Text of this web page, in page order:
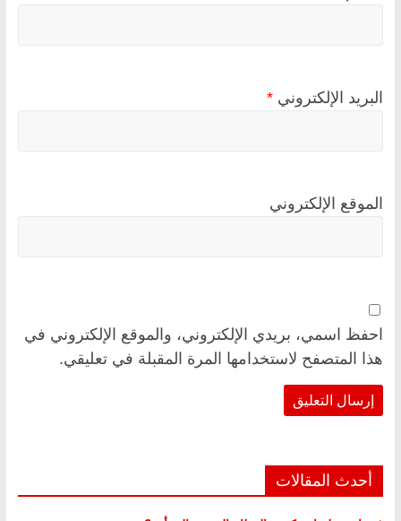
البريد الإلكتروني *
الموقع الإلكتروني
احفظ اسمي، بريدي الإلكتروني، والموقع الإلكتروني في
هذا المتصفح لاستخدامها المرة المقبلة في تعليقي.
أحدث المقالات